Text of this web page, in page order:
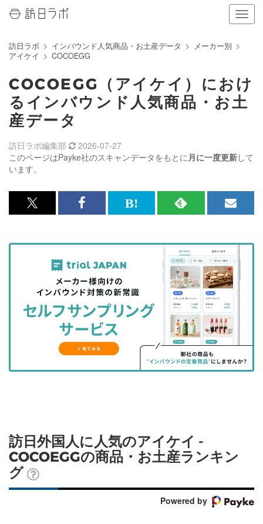
ナ
ビ
ン
の
表
り
る
訪日ラボ インバウンド人気商品・お土産データ
メーカー別
アイケイ
COCOEGG
COCOEGG（アイケイ）におけ
るインバウンド人気商品・お土
産データ
このページはPayke社のスキャンデータをもとに月に一度更新して
います。
訪日ラボ編集部 2026-07-27
x<br>
記
を
シ
ェ
る
Facebook<br>
記
事
を
シ
ェ
ア
す
る
は
な
ッ
ク
マ
に
RSS
記
事
を
購
読
す
る
メ
マ
ガ
登
録
す
る
訪日外国人に人気のアイケイ -
COCOEGGの商品・お土産ランキン
グ
Powered by